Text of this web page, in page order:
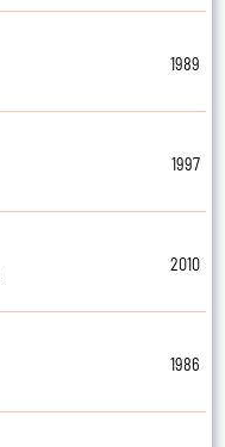
1989
1997
2010
1986